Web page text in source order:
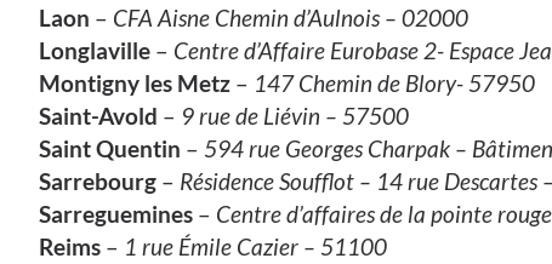
Laon – CFA Aisne Chemin d’Aulnois – 02000
Longlaville – Centre d’Affaire Eurobase 2- Espace
Montigny les Metz – 147 Chemin de Blory- 57950
Saint-Avold – 9 rue de Liévin – 57500
Saint Quentin – 594 rue Georges Charpak –
Sarrebourg – Résidence Soufflot – 14 rue Descartes
Sarreguemines – Centre d’affaires de la pointe
Reims – 1 rue Émile Cazier – 51100